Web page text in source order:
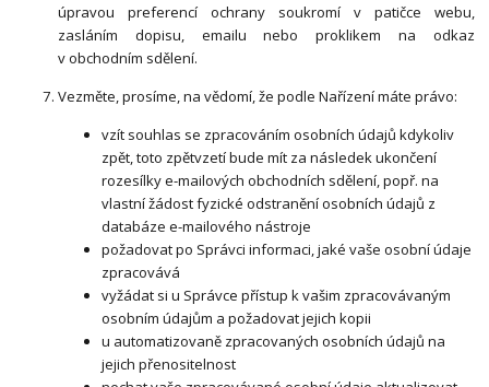
úpravou preferencí ochrany soukromí v patičce webu,
zasláním dopisu, emailu nebo proklikem na odkaz
v obchodním sdělení.
Vezměte, prosíme, na vědomí, že podle Nařízení máte právo:
vzít souhlas se zpracováním osobních údajů kdykoliv
zpět, toto zpětvzetí bude mít za následek ukončení
rozesílky e-mailových obchodních sdělení, popř. na
vlastní žádost fyzické odstranění osobních údajů z
databáze e-mailového nástroje
požadovat po Správci informaci, jaké vaše osobní údaje
zpracovává
vyžádat si u Správce přístup k vašim zpracovávaným
osobním údajům a požadovat jejich kopii
u automatizovaně zpracovaných osobních údajů na
jejich přenositelnost